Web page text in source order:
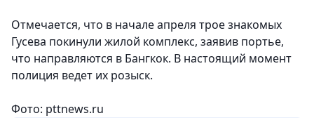
Отмечается, что в начале апреля трое знакомых
Гусева покинули жилой комплекс, заявив портье,
что направляются в Бангкок. В настоящий момент
полиция ведет их розыск.
Фото: pttnews.ru